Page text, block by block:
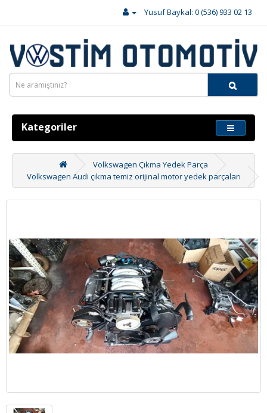
Yusuf Baykal: 0 (536) 933 02 13
Kategoriler
Volkswagen Çıkma Yedek Parça
Volkswagen Audi çıkma temiz orijinal motor yedek parçaları